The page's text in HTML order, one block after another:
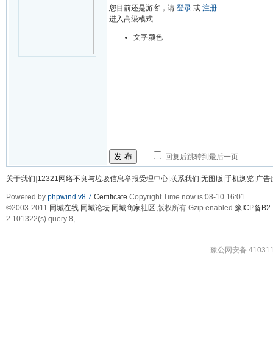
您目前还是游客，请 登录 或 注册
进入高级模式
文字颜色
发 布 回复后跳转到最后一页
关于我们 12321网络不良与垃圾信息举报受理中心 联系我们 无图版 手机浏览 广告
Powered by phpwind v8.7 Certificate Copyright Time now is:08-10 16:01
©2003-2011 同城在线 同城论坛 同城商家社区 版权所有 Gzip enabled 豫ICP备
2.101322(s) query 8,
豫公网安备